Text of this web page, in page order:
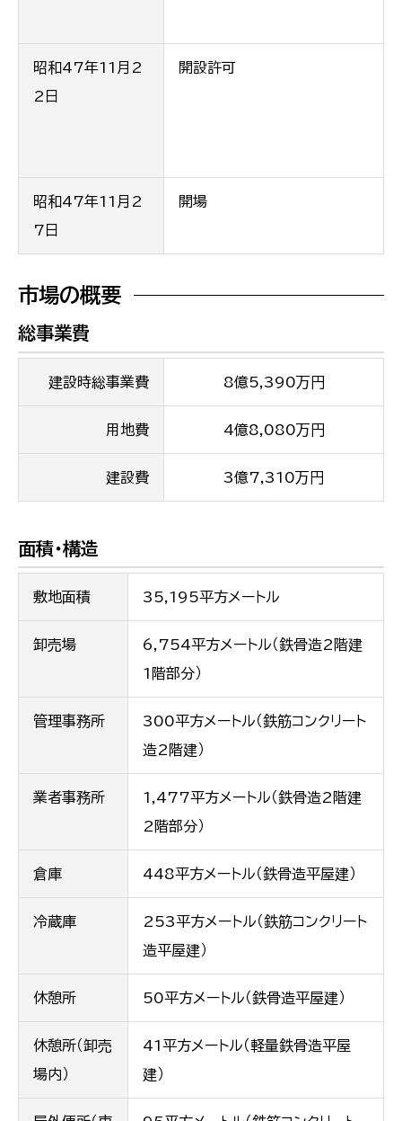
昭和47年11月2
2日
開設許可
昭和47年11月2
7日
開場
市場の概要
総事業費
建設時総事業費 8億5,390万円
用地費 4億8,080万円
建設費 3億7,310万円
面積・構造
敷地面積 35,195平方メートル
卸売場
6,754平方メートル（鉄骨造2階建
1階部分）
管理事務所
300平方メートル（鉄筋コンクリート
造2階建）
業者事務所
1,477平方メートル（鉄骨造2階建
2階部分）
倉庫 448平方メートル（鉄骨造平屋建）
冷蔵庫
253平方メートル（鉄筋コンクリート
造平屋建）
休憩所 50平方メートル（鉄骨造平屋建）
休憩所（卸売
場内）
41平方メートル（軽量鉄骨造平屋
建）